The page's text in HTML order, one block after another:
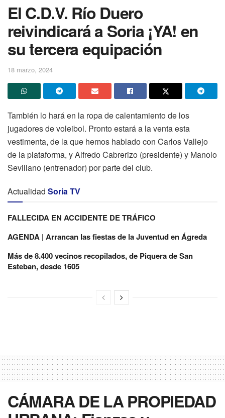
El C.D.V. Río Duero
reivindicará a Soria ¡YA! en
su tercera equipación
18 marzo, 2024
También lo hará en la ropa de calentamiento de los
jugadores de voleibol. Pronto estará a la venta esta
vestimenta, de la que hemos hablado con Carlos Vallejo
de la plataforma, y Alfredo Cabrerizo (presidente) y Manolo
Sevillano (entrenador) por parte del club.
Actualidad Soria TV
FALLECIDA EN ACCIDENTE DE TRÁFICO
AGENDA | Arrancan las fiestas de la Juventud en Ágreda
Más de 8.400 vecinos recopilados, de Piquera de San
Esteban, desde 1605
CÁMARA DE LA PROPIEDAD